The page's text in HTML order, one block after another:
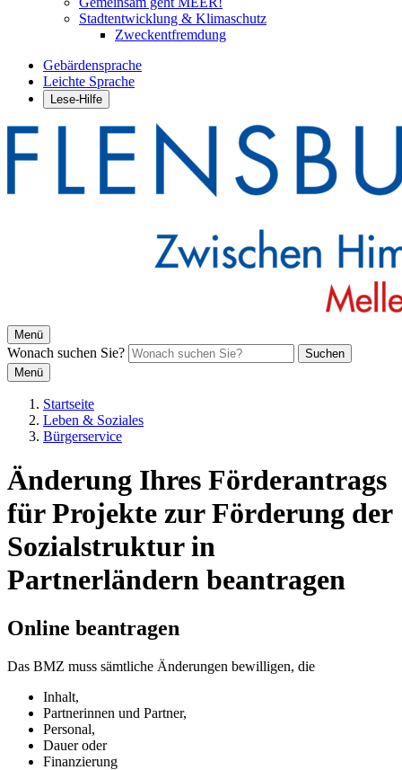
Stadtentwicklung & Klimaschutz
Zweckentfremdung
Gebärdensprache
Leichte Sprache
Lese-Hilfe
Menü
Wonach suchen Sie?
Suchen
Menü
Startseite
Leben & Soziales
Bürgerservice
Änderung Ihres Förderantrags
für Projekte zur Förderung der
Sozialstruktur in
Partnerländern beantragen
Online beantragen
Das BMZ muss sämtliche Änderungen bewilligen, die
Inhalt,
Partnerinnen und Partner,
Personal,
Dauer oder
Finanzierung